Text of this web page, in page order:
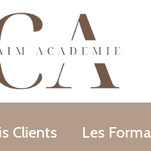
Clients Les